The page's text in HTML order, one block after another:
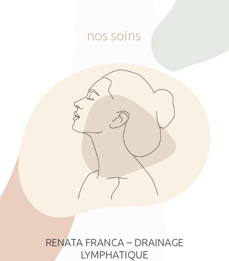
nos soins
RENATA FRANCA – DRAINAGE
LYMPHATIQUE